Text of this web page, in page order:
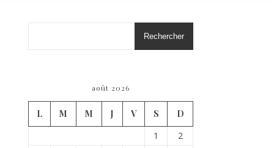
Rechercher
août 2026
L M M J V S
D
1
2